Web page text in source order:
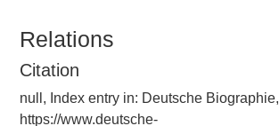
Relations
Citation
null, Index entry in: Deutsche Biographie,
https://www.deutsche-